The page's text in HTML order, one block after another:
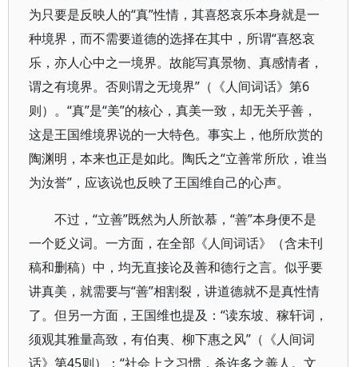
为只要是反映人的“真”性情，其喜怒哀乐本身就是一
种境界，而不需要道德的选择在其中，所谓“喜怒哀
乐，亦人心中之一境界。故能写真景物、真感情者，
谓之有境界。否则谓之无境界”（《人间词话》第6
则）。“真”是“美”的核心，真美一致，却无关乎善，
这是王国维境界说的一大特色。事实上，他所欣赏的
陶渊明，本来也正是如此。陶氏之“立善常所欣，谁当
为汝誉”，应该说也反映了王国维自己的心声。
不过，“立善”既然为人所歆慕，“善”本身便不是
一个贬义词。一方面，在全部《人间词话》（含未刊
稿和删稿）中，均无直接论及善和德行之言。似乎要
讲真美，就需要与“善”相割裂，讲道德就不是真性情
了。但另一方面，王国维也提及：“读东坡、稼轩词，
须观其雅量高致，有伯夷、柳下惠之风”（《人间词
话》第45则）；“社会上之习惯，杀许多之善人。文